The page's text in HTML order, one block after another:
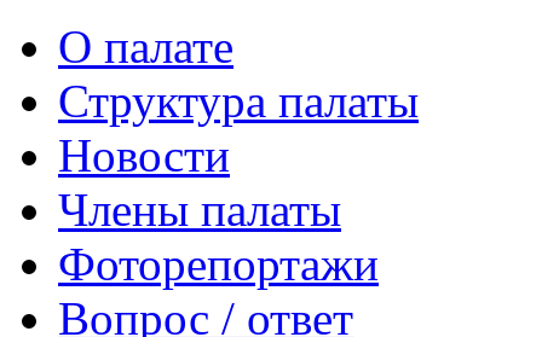
О палате
Структура палаты
Новости
Члены палаты
Фоторепортажи
Вопрос / ответ